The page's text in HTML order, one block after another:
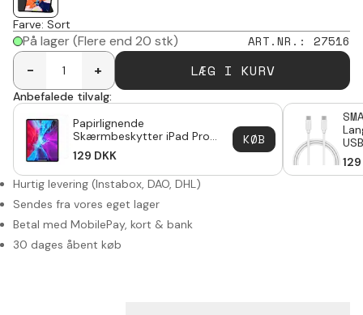
Farve: Sort
På lager(Flere end 20 stk) ART.NR. : 27516
-
+ LÆG I KURV
Anbefalede tilvalg:
Papirlignende
Skærmbeskytter iPad Pro
12.9 4th Gen (2020)
129 DKK
KØB
4th
129
Hurtig levering (Instabox, DAO, DHL)
Sendes fra vores eget lager
Betal med MobilePay, kort & bank
30 dages åbent køb